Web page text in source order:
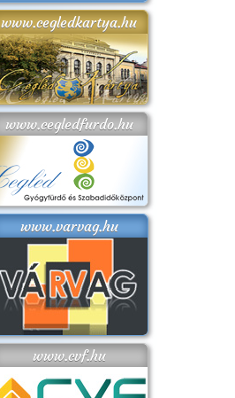
www.cegledkartya.hu
www.cegledfurdo.hu
www.varvag.hu
www.cvf.hu